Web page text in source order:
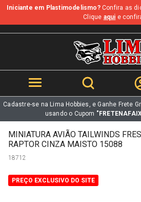
b
Iniciante em Plastimodelismo?Confira as
Clique aqui e
Cadastre-se na Lima Hobbies, e Ganhe Frete
usando o Cupom
MINIATURA AVIÃO TAILWINDS
RAPTOR CINZA MAISTO 15088
18712
PREÇO EXCLUSIVO DO SITE